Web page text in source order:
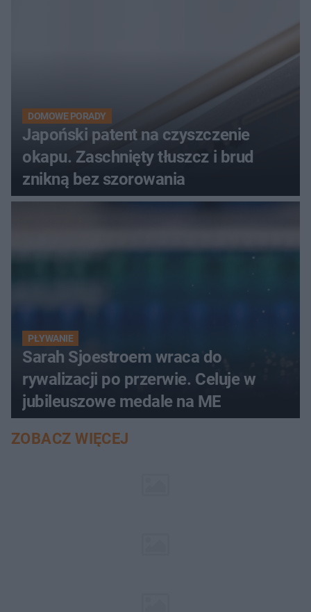
DOMOWE PORADY
Japoński patent na czyszczenie
okapu. Zaschnięty tłuszcz i brud
znikną bez szorowania
PŁYWANIE
Sarah Sjoestroem wraca do
rywalizacji po przerwie. Celuje w
jubileuszowe medale na ME
ZOBACZ WIĘCEJ